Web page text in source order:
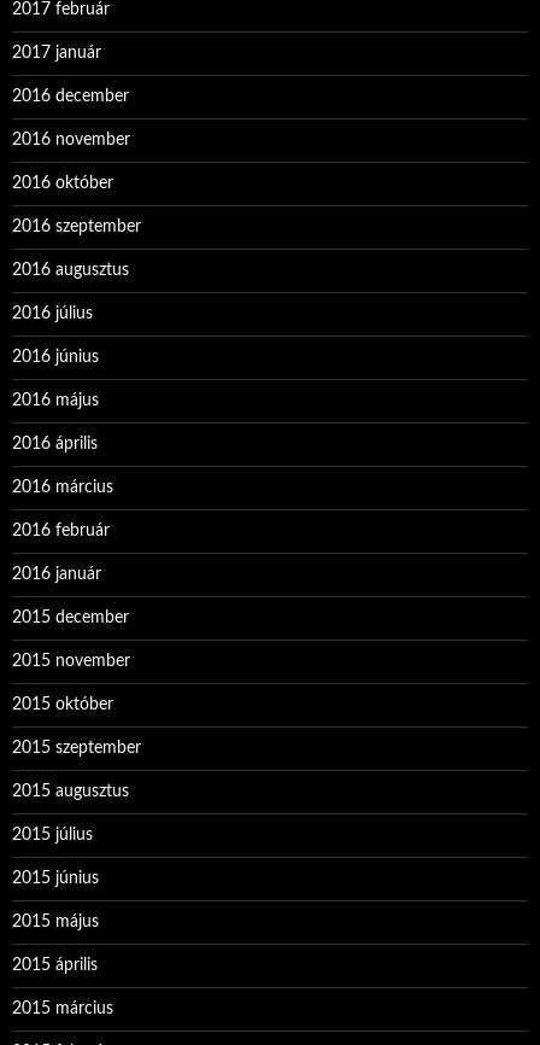
2017 február
2017 január
2016 december
2016 november
2016 október
2016 szeptember
2016 augusztus
2016 július
2016 június
2016 május
2016 április
2016 március
2016 február
2016 január
2015 december
2015 november
2015 október
2015 szeptember
2015 augusztus
2015 július
2015 június
2015 május
2015 április
2015 március